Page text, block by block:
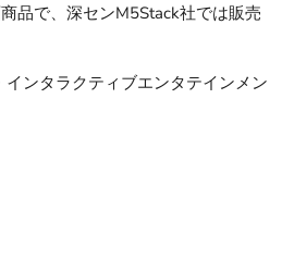
品で、深センM5Stack社では販売
インタラクティブエンタテインメン